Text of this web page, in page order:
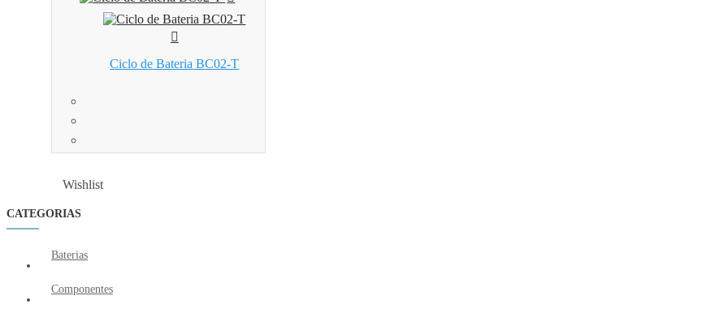
Ciclo de Bateria BC02-T
Wishlist
CATEGORIAS
Baterias
Componentes